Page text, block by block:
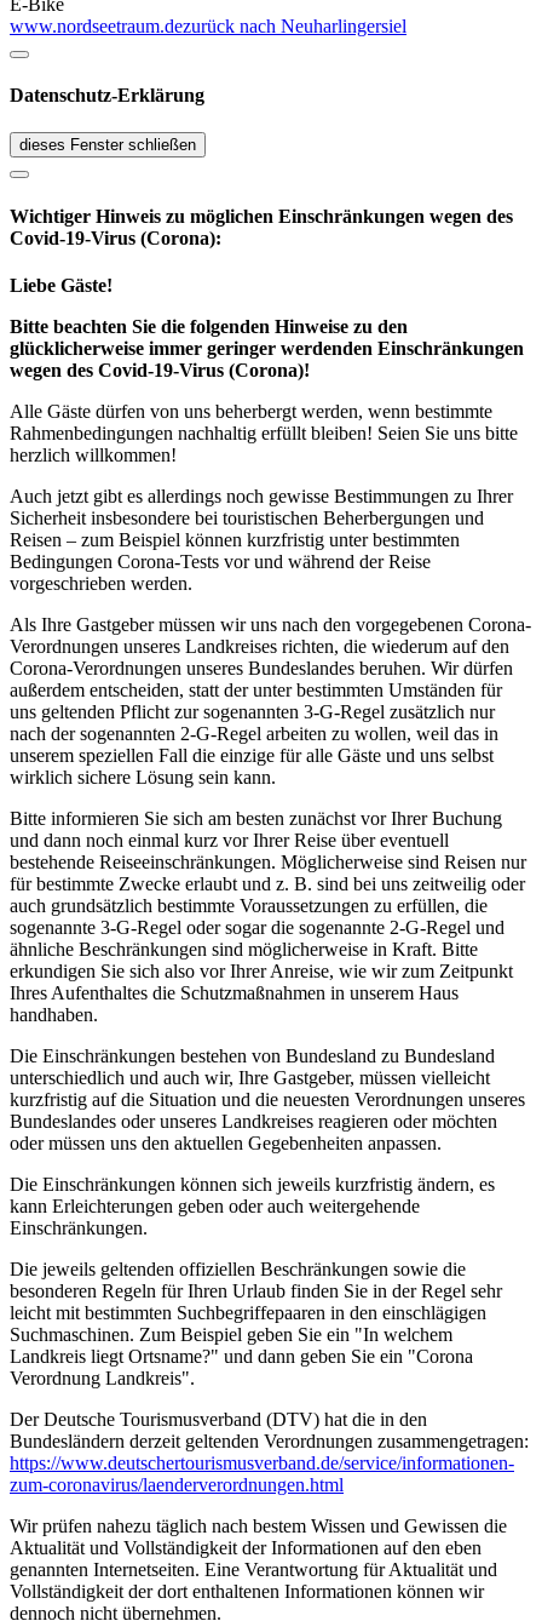
www.nordseetraum.dezurück nach Neuharlingersiel
Datenschutz-Erklärung
dieses Fenster schließen
Wichtiger Hinweis zu möglichen Ein­schränk­ungen wegen des
Covid-19-Virus (Corona):
Liebe Gäste!
Bitte beachten Sie die folgenden Hinweise zu den
glücklicherweise immer geringer werdenden Einschränkungen
wegen des Covid-19-Virus (Corona)!
Alle Gäste dürfen von uns beherbergt werden, wenn bestimmte
Rahmenbedingungen nachhaltig erfüllt bleiben! Seien Sie uns bitte
herzlich willkommen!
Auch jetzt gibt es allerdings noch gewisse Bestimmungen zu Ihrer
Sicherheit insbesondere bei touristischen Beherbergungen und
Reisen – zum Beispiel können kurzfristig unter bestimmten
Bedingungen Corona-Tests vor und während der Reise
vorgeschrieben werden.
Als Ihre Gastgeber müssen wir uns nach den vorgegebenen Corona-
Verordnungen unseres Landkreises richten, die wiederum auf den
Corona-Verordnungen unseres Bundeslandes beruhen. Wir dürfen
außerdem entscheiden, statt der unter bestimmten Umständen für
uns geltenden Pflicht zur sogenannten 3-G-Regel zusätzlich nur
nach der sogenannten 2-G-Regel arbeiten zu wollen, weil das in
unserem speziellen Fall die einzige für alle Gäste und uns selbst
wirklich sichere Lösung sein kann.
Bitte informieren Sie sich am besten zunächst vor Ihrer Buchung
und dann noch einmal kurz vor Ihrer Reise über eventuell
bestehende Reiseeinschränkungen. Möglicherweise sind Reisen nur
für bestimmte Zwecke erlaubt und z. B. sind bei uns zeitweilig oder
auch grundsätzlich bestimmte Voraussetzungen zu erfüllen, die
sogenannte 3-G-Regel oder sogar die sogenannte 2-G-Regel und
ähnliche Beschränkungen sind möglicherweise in Kraft. Bitte
erkundigen Sie sich also vor Ihrer Anreise, wie wir zum Zeitpunkt
Ihres Aufenthaltes die Schutzmaßnahmen in unserem Haus
handhaben.
Die Einschränkungen bestehen von Bundesland zu Bundesland
unterschiedlich und auch wir, Ihre Gastgeber, müssen vielleicht
kurzfristig auf die Situation und die neuesten Verordnungen unseres
Bundeslandes oder unseres Landkreises reagieren oder möchten
oder müssen uns den aktuellen Gegebenheiten anpassen.
Die Einschränkungen können sich jeweils kurzfristig ändern, es
kann Erleichterungen geben oder auch weitergehende
Einschränkungen.
Die jeweils geltenden offiziellen Beschränkungen sowie die
besonderen Regeln für Ihren Urlaub finden Sie in der Regel sehr
leicht mit bestimmten Suchbegriffepaaren in den einschlägigen
Suchmaschinen. Zum Beispiel geben Sie ein "In welchem
Landkreis liegt Ortsname?" und dann geben Sie ein "Corona
Verordnung Landkreis".
Der Deutsche Tourismusverband (DTV) hat die in den
Bundesländern derzeit geltenden Verordnungen zusammengetragen:
https://www.deutscher­tourismusverband.de/­service/­informationen-
zum-coronavirus/­laenderverordnungen.html
Wir prüfen nahezu täglich nach bestem Wissen und Gewissen die
Aktualität und Vollständigkeit der Informationen auf den eben
genannten Internetseiten. Eine Verantwortung für Aktualität und
Vollständigkeit der dort enthaltenen Informationen können wir
dennoch nicht übernehmen.